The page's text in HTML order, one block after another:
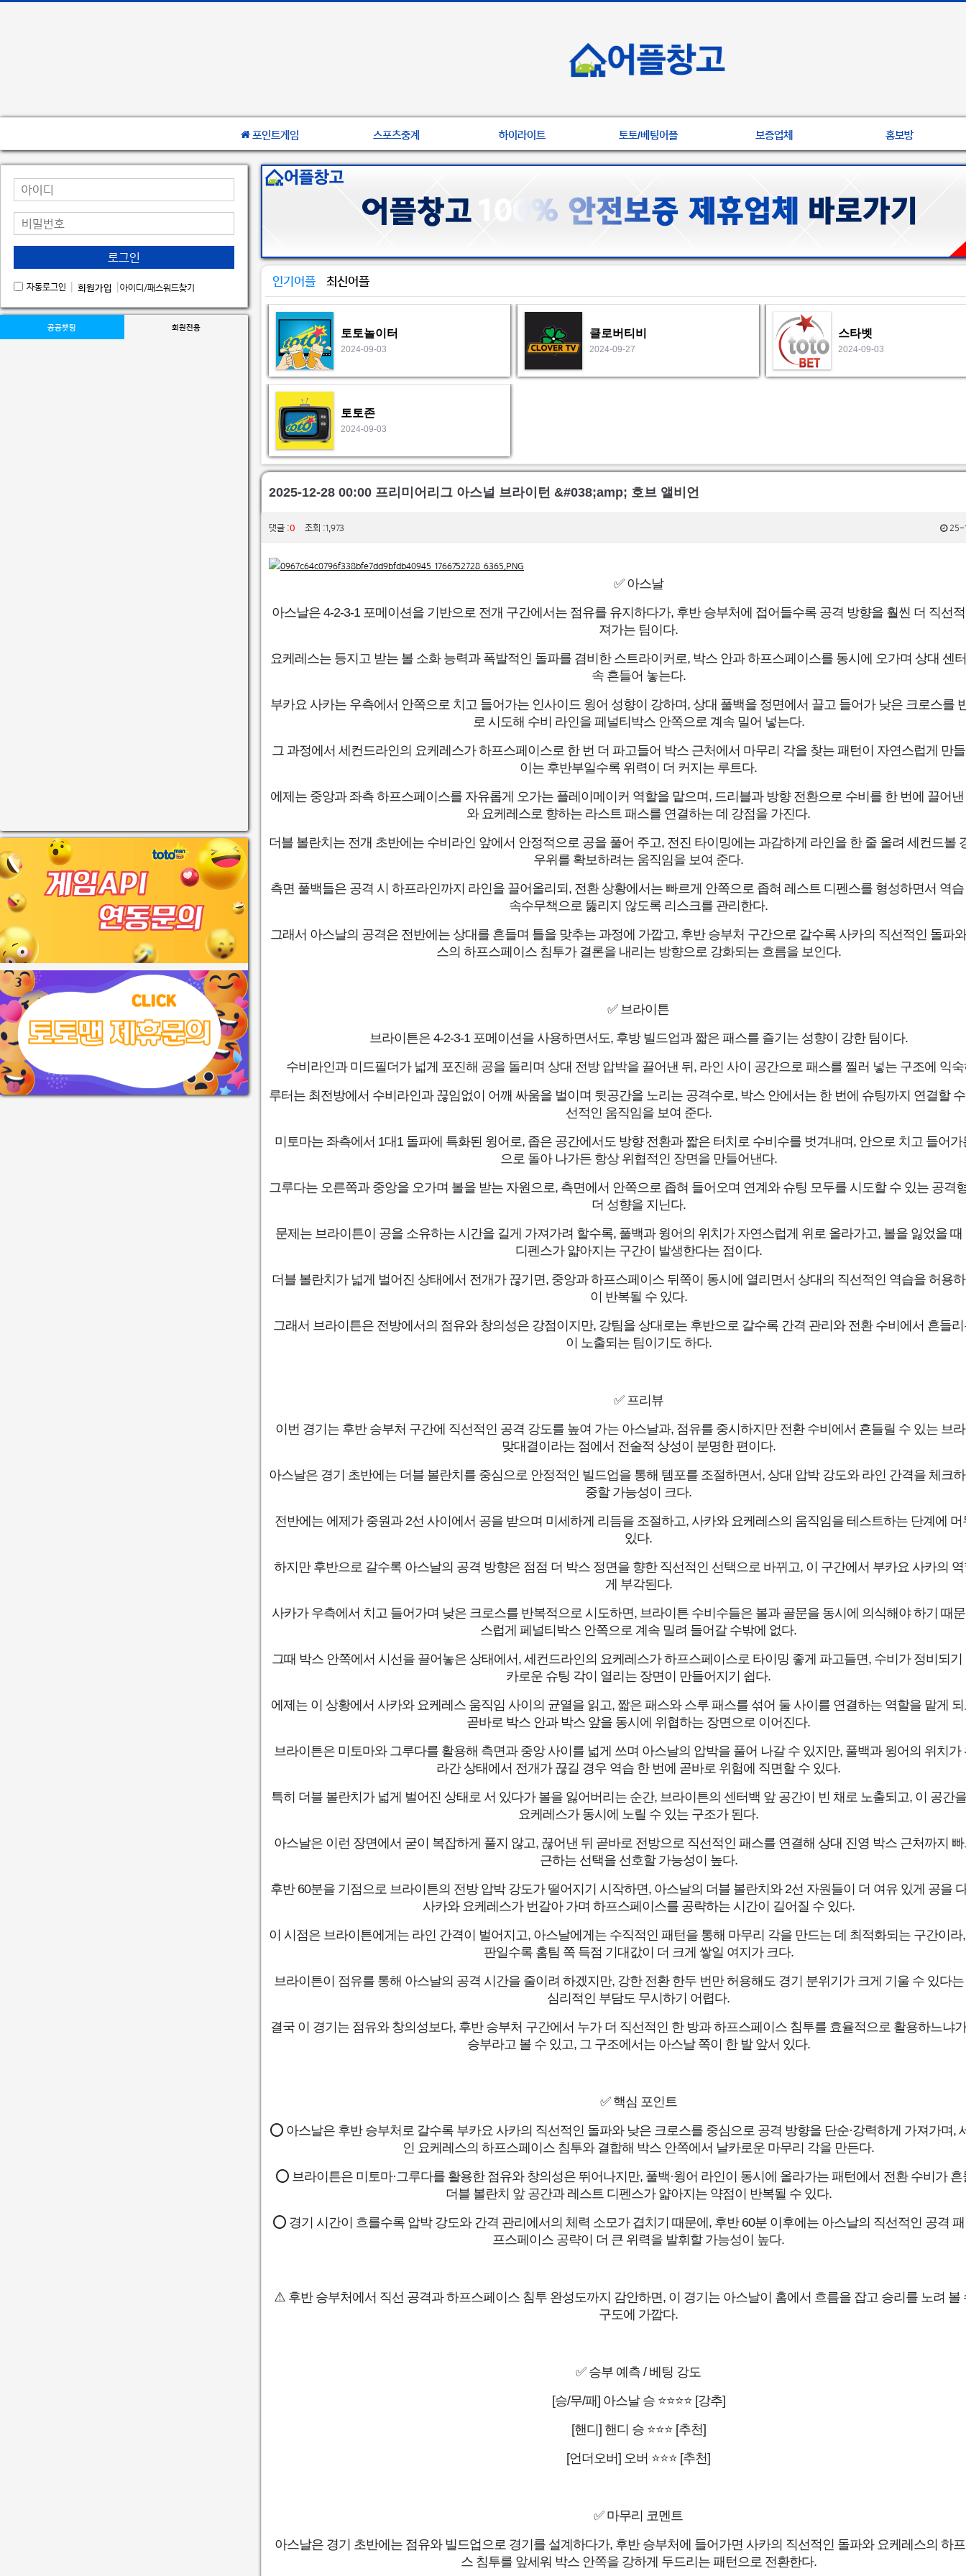
포인트게임 스포츠중계 하이라이트 토토/베팅어플 보증업체 홍보방
로그인
자동로그인 회원가입 아이디/패스워드찾기
공공챗팅 회원전용
인기어플 최신어플
토토놀이터
2024-09-03
클로버티비
2024-09-27
스타벳
2024-09-03
토토존
2024-09-03
2025-12-28 00:00 프리미어리그 아스널 브라이턴 &#038;amp; 호브 앨비언
댓글 :0 조회 :1,973 25-
✅ 아스날
아스날은 4-2-3-1 포메이션을 기반으로 전개 구간에서는 점유를 유지하다가, 후반 승부처에 접어들수록 공격 방향을 훨씬 더 직선
져가는 팀이다.
요케레스는 등지고 받는 볼 소화 능력과 폭발적인 돌파를 겸비한 스트라이커로, 박스 안과 하프스페이스를 동시에 오가며 상대 센
속 흔들어 놓는다.
부카요 사카는 우측에서 안쪽으로 치고 들어가는 인사이드 윙어 성향이 강하며, 상대 풀백을 정면에서 끌고 들어가 낮은 크로스를
로 시도해 수비 라인을 페널티박스 안쪽으로 계속 밀어 넣는다.
그 과정에서 세컨드라인의 요케레스가 하프스페이스로 한 번 더 파고들어 박스 근처에서 마무리 각을 찾는 패턴이 자연스럽게 만
이는 후반부일수록 위력이 더 커지는 루트다.
에제는 중앙과 좌측 하프스페이스를 자유롭게 오가는 플레이메이커 역할을 맡으며, 드리블과 방향 전환으로 수비를 한 번에 끌어
와 요케레스로 향하는 라스트 패스를 연결하는 데 강점을 가진다.
더블 볼란치는 전개 초반에는 수비라인 앞에서 안정적으로 공을 풀어 주고, 전진 타이밍에는 과감하게 라인을 한 줄 올려 세컨드볼
우위를 확보하려는 움직임을 보여 준다.
측면 풀백들은 공격 시 하프라인까지 라인을 끌어올리되, 전환 상황에서는 빠르게 안쪽으로 좁혀 레스트 디펜스를 형성하면서 역
속수무책으로 뚫리지 않도록 리스크를 관리한다.
그래서 아스날의 공격은 전반에는 상대를 흔들며 틀을 맞추는 과정에 가깝고, 후반 승부처 구간으로 갈수록 사카의 직선적인 돌파
스의 하프스페이스 침투가 결론을 내리는 방향으로 강화되는 흐름을 보인다.
✅ 브라이튼
브라이튼은 4-2-3-1 포메이션을 사용하면서도, 후방 빌드업과 짧은 패스를 즐기는 성향이 강한 팀이다.
수비라인과 미드필더가 넓게 포진해 공을 돌리며 상대 전방 압박을 끌어낸 뒤, 라인 사이 공간으로 패스를 찔러 넣는 구조에 익
루터는 최전방에서 수비라인과 끊임없이 어깨 싸움을 벌이며 뒷공간을 노리는 공격수로, 박스 안에서는 한 번에 슈팅까지 연결할
선적인 움직임을 보여 준다.
미토마는 좌측에서 1대1 돌파에 특화된 윙어로, 좁은 공간에서도 방향 전환과 짧은 터치로 수비수를 벗겨내며, 안으로 치고 들어가
으로 돌아 나가든 항상 위협적인 장면을 만들어낸다.
그루다는 오른쪽과 중앙을 오가며 볼을 받는 자원으로, 측면에서 안쪽으로 좁혀 들어오며 연계와 슈팅 모두를 시도할 수 있는 공격
더 성향을 지닌다.
문제는 브라이튼이 공을 소유하는 시간을 길게 가져가려 할수록, 풀백과 윙어의 위치가 자연스럽게 위로 올라가고, 볼을 잃었을 때
디펜스가 얇아지는 구간이 발생한다는 점이다.
더블 볼란치가 넓게 벌어진 상태에서 전개가 끊기면, 중앙과 하프스페이스 뒤쪽이 동시에 열리면서 상대의 직선적인 역습을 허용
이 반복될 수 있다.
그래서 브라이튼은 전방에서의 점유와 창의성은 강점이지만, 강팀을 상대로는 후반으로 갈수록 간격 관리와 전환 수비에서 흔들
이 노출되는 팀이기도 하다.
✅ 프리뷰
이번 경기는 후반 승부처 구간에 직선적인 공격 강도를 높여 가는 아스날과, 점유를 중시하지만 전환 수비에서 흔들릴 수 있는 브
맞대결이라는 점에서 전술적 상성이 분명한 편이다.
아스날은 경기 초반에는 더블 볼란치를 중심으로 안정적인 빌드업을 통해 템포를 조절하면서, 상대 압박 강도와 라인 간격을 체크
중할 가능성이 크다.
전반에는 에제가 중원과 2선 사이에서 공을 받으며 미세하게 리듬을 조절하고, 사카와 요케레스의 움직임을 테스트하는 단계에 머
있다.
하지만 후반으로 갈수록 아스날의 공격 방향은 점점 더 박스 정면을 향한 직선적인 선택으로 바뀌고, 이 구간에서 부카요 사카의
게 부각된다.
사카가 우측에서 치고 들어가며 낮은 크로스를 반복적으로 시도하면, 브라이튼 수비수들은 볼과 골문을 동시에 의식해야 하기 때
스럽게 페널티박스 안쪽으로 계속 밀려 들어갈 수밖에 없다.
그때 박스 안쪽에서 시선을 끌어놓은 상태에서, 세컨드라인의 요케레스가 하프스페이스로 타이밍 좋게 파고들면, 수비가 정비되기
카로운 슈팅 각이 열리는 장면이 만들어지기 쉽다.
에제는 이 상황에서 사카와 요케레스 움직임 사이의 균열을 읽고, 짧은 패스와 스루 패스를 섞어 둘 사이를 연결하는 역할을 맡게
곧바로 박스 안과 박스 앞을 동시에 위협하는 장면으로 이어진다.
브라이튼은 미토마와 그루다를 활용해 측면과 중앙 사이를 넓게 쓰며 아스날의 압박을 풀어 나갈 수 있지만, 풀백과 윙어의 위치가
라간 상태에서 전개가 끊길 경우 역습 한 번에 곧바로 위험에 직면할 수 있다.
특히 더블 볼란치가 넓게 벌어진 상태로 서 있다가 볼을 잃어버리는 순간, 브라이튼의 센터백 앞 공간이 빈 채로 노출되고, 이 공간
요케레스가 동시에 노릴 수 있는 구조가 된다.
아스날은 이런 장면에서 굳이 복잡하게 풀지 않고, 끊어낸 뒤 곧바로 전방으로 직선적인 패스를 연결해 상대 진영 박스 근처까지
근하는 선택을 선호할 가능성이 높다.
후반 60분을 기점으로 브라이튼의 전방 압박 강도가 떨어지기 시작하면, 아스날의 더블 볼란치와 2선 자원들이 더 여유 있게 공을
사카와 요케레스가 번갈아 가며 하프스페이스를 공략하는 시간이 길어질 수 있다.
이 시점은 브라이튼에게는 라인 간격이 벌어지고, 아스날에게는 수직적인 패턴을 통해 마무리 각을 만드는 데 최적화되는 구간이라
판일수록 홈팀 쪽 득점 기대값이 더 크게 쌓일 여지가 크다.
브라이튼이 점유를 통해 아스날의 공격 시간을 줄이려 하겠지만, 강한 전환 한두 번만 허용해도 경기 분위기가 크게 기울 수 있다
심리적인 부담도 무시하기 어렵다.
결국 이 경기는 점유와 창의성보다, 후반 승부처 구간에서 누가 더 직선적인 한 방과 하프스페이스 침투를 효율적으로 활용하느냐
승부라고 볼 수 있고, 그 구조에서는 아스날 쪽이 한 발 앞서 있다.
✅ 핵심 포인트
⭕ 아스날은 후반 승부처로 갈수록 부카요 사카의 직선적인 돌파와 낮은 크로스를 중심으로 공격 방향을 단순·강력하게 가져가며,
인 요케레스의 하프스페이스 침투와 결합해 박스 안쪽에서 날카로운 마무리 각을 만든다.
⭕ 브라이튼은 미토마·그루다를 활용한 점유와 창의성은 뛰어나지만, 풀백·윙어 라인이 동시에 올라가는 패턴에서 전환 수비가 흔
더블 볼란치 앞 공간과 레스트 디펜스가 얇아지는 약점이 반복될 수 있다.
⭕ 경기 시간이 흐를수록 압박 강도와 간격 관리에서의 체력 소모가 겹치기 때문에, 후반 60분 이후에는 아스날의 직선적인 공격
프스페이스 공략이 더 큰 위력을 발휘할 가능성이 높다.
⚠️ 후반 승부처에서 직선 공격과 하프스페이스 침투 완성도까지 감안하면, 이 경기는 아스날이 홈에서 흐름을 잡고 승리를 노려 볼
구도에 가깝다.
✅ 승부 예측 / 베팅 강도
[승/무/패] 아스날 승 ⭐⭐⭐⭐ [강추]
[핸디] 핸디 승 ⭐⭐⭐ [추천]
[언더오버] 오버 ⭐⭐⭐ [추천]
✅ 마무리 코멘트
아스날은 경기 초반에는 점유와 빌드업으로 경기를 설계하다가, 후반 승부처에 들어가면 사카의 직선적인 돌파와 요케레스의 하
스 침투를 앞세워 박스 안쪽을 강하게 두드리는 패턴으로 전환한다.